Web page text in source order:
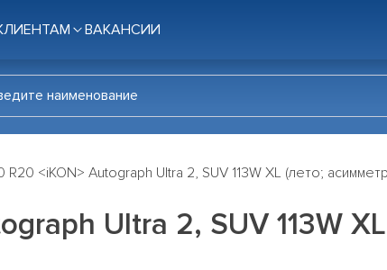
ВАКАНСИИ
<iKON> Autograph Ultra 2, SUV 113W XL (лето;
Ultra 2, SUV 113W